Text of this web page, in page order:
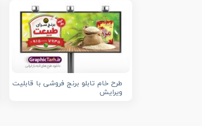
طرح خام تابلو برنج فروشی با قابلیت
ویرایش